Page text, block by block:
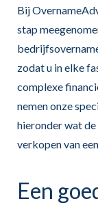
Bij
stap
zodat u in elke
complexe
nemen onze
hieronder wat
verkopen van
Een